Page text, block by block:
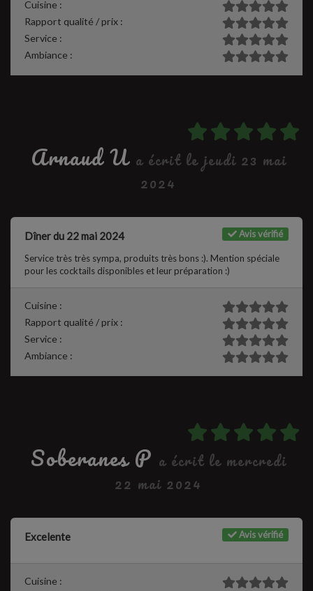
Cuisine :
Rapport qualité / prix :
Service :
Ambiance :
Arnaud U a écrit le jeudi 23 mai
2024
Avis vérifié
Dîner du 22 mai 2024
Service très très sympa, produits très bons :). Mention spéciale
pour les cocktails disponibles et leur préparation :)
Cuisine :
Rapport qualité / prix :
Service :
Ambiance :
Soberanes P a écrit le mercredi
22 mai 2024
Avis vérifié
Excelente
Cuisine :